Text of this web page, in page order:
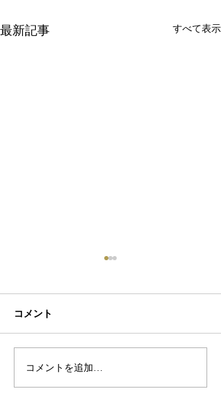
最新記事 すべて表示
初ネイル
コメント
コメントを追加…